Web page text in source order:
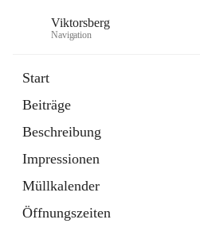
Viktorsberg
Navigation
Start
Beiträge
Beschreibung
Impressionen
Müllkalender
Öffnungszeiten